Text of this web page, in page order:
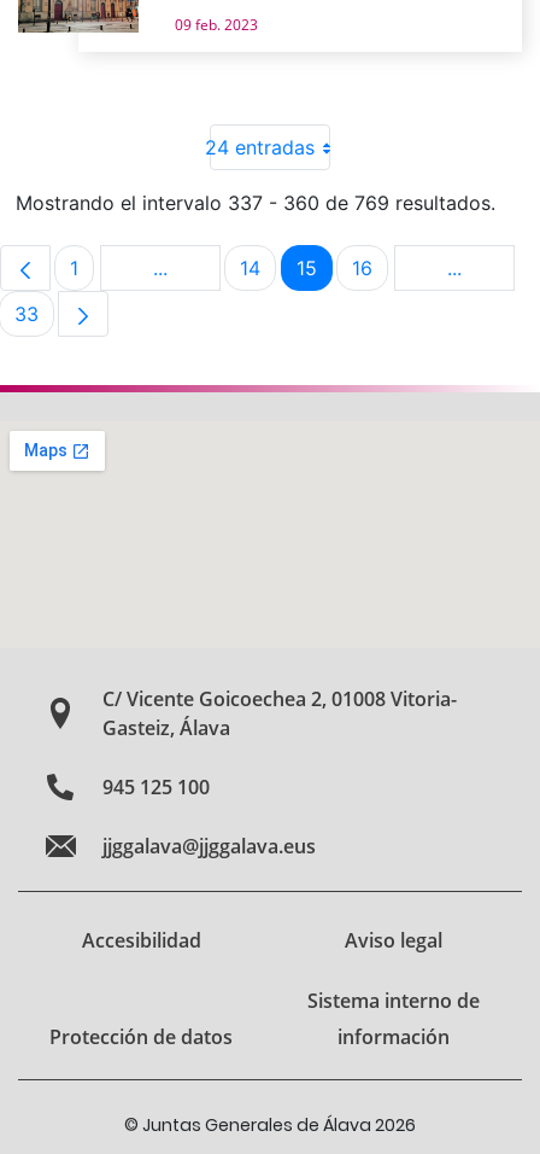
09 feb. 2023
24 entradas
Mostrando el intervalo 337 - 360 de 769 resultados.
Página
1 ...Páginas intermedias Use TAB para
Página
14 Página
15 Página
16 ...Páginas
Página
33
C/ Vicente Goicoechea 2, 01008 Vitoria-
Gasteiz, Álava
945 125 100
jjggalava@jjggalava.eus
Accesibilidad Aviso legal
Protección de datos
Sistema interno de
información
© Juntas Generales de Álava 2026